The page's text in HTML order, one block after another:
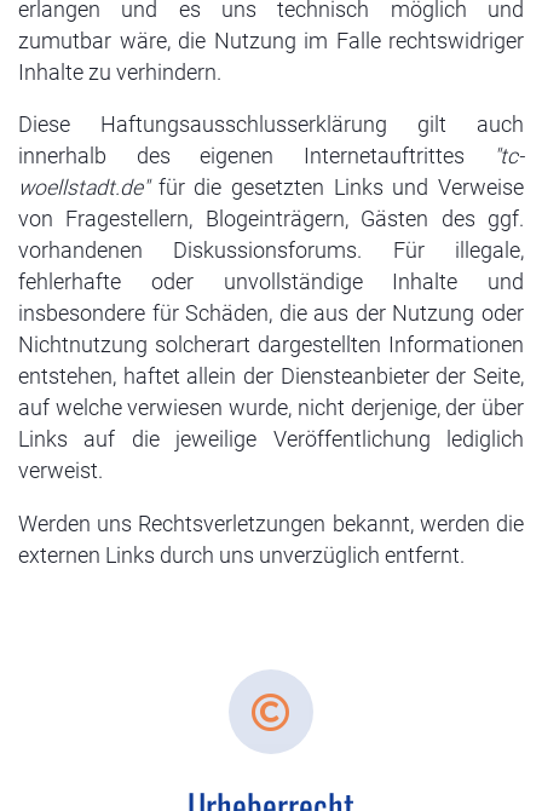
erlangen und es uns technisch möglich und
zumutbar wäre, die Nutzung im Falle rechtswidriger
Inhalte zu verhindern.
Diese Haftungsausschlusserklärung gilt auch
innerhalb des eigenen Internetauftrittes
"tc-
woellstadt.de"für die gesetzten Links und Verweise
von Fragestellern, Blogeinträgern, Gästen des ggf.
vorhandenen Diskussionsforums. Für illegale,
fehlerhafte oder unvollständige Inhalte und
insbesondere für Schäden, die aus der Nutzung oder
Nichtnutzung solcherart dargestellten Informationen
entstehen, haftet allein der Diensteanbieter der Seite,
auf welche verwiesen wurde, nicht derjenige, der über
Links auf die jeweilige Veröffentlichung lediglich
verweist.
Werden uns Rechtsverletzungen bekannt, werden die
externen Links durch uns unverzüglich entfernt.